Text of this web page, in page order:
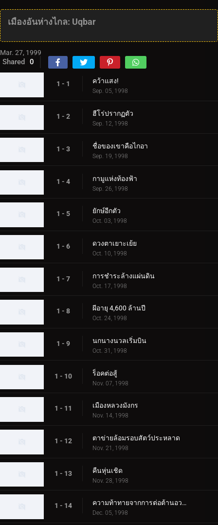
เมืองอันห่างไกล: Uqbar
Mar. 27, 1999
Shared 0
1 - 1 คว้าแสง!
Sep. 05, 1998
1 - 2 ฮีโร่ปรากฏตัว
Sep. 12, 1998
1 - 3 ชื่อของเขาคือไกอา
Sep. 19, 1998
1 - 4 กามูแห่งท้องฟ้า
Sep. 26, 1998
1 - 5 ยักษ์อีกตัว
Oct. 03, 1998
1 - 6 ดวงตาเยาะเย้ย
Oct. 10, 1998
1 - 7 การชำระล้างแผ่นดิน
Oct. 17, 1998
1 - 8 ผีอายุ 4,600 ล้านปี
Oct. 24, 1998
1 - 9 นกนางนวลเริ่มบิน
Oct. 31, 1998
1 - 10 ร็อคต่อสู้
Nov. 07, 1998
1 - 11 เมืองหลวงมังกร
Nov. 14, 1998
1 - 12 ตาข่ายล้อมรอบสัตว์ประหลาด
Nov. 21, 1998
1 - 13 คืนหุ่นเชิด
Nov. 28, 1998
1 - 14 ความท้าทายจากการต่อต้านอวกาศ
Dec. 05, 1998